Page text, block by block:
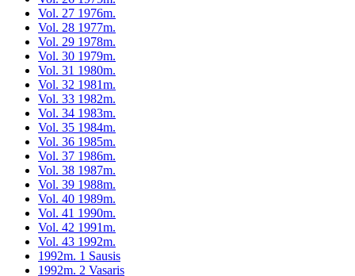
Vol. 27 1976m.
Vol. 28 1977m.
Vol. 29 1978m.
Vol. 30 1979m.
Vol. 31 1980m.
Vol. 32 1981m.
Vol. 33 1982m.
Vol. 34 1983m.
Vol. 35 1984m.
Vol. 36 1985m.
Vol. 37 1986m.
Vol. 38 1987m.
Vol. 39 1988m.
Vol. 40 1989m.
Vol. 41 1990m.
Vol. 42 1991m.
Vol. 43 1992m.
1992m. 1 Sausis
1992m. 2 Vasaris